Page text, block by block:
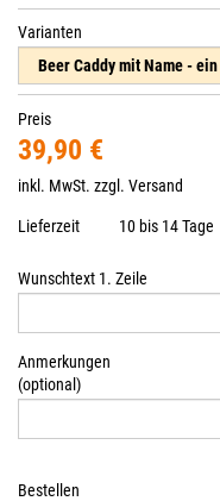
Varianten
Preis
39,90 €
inkl. MwSt. zzgl. Versand
Lieferzeit 10 bis 14 Tage
Wunschtext 1. Zeile
Anmerkungen
(optional)
Bestellen